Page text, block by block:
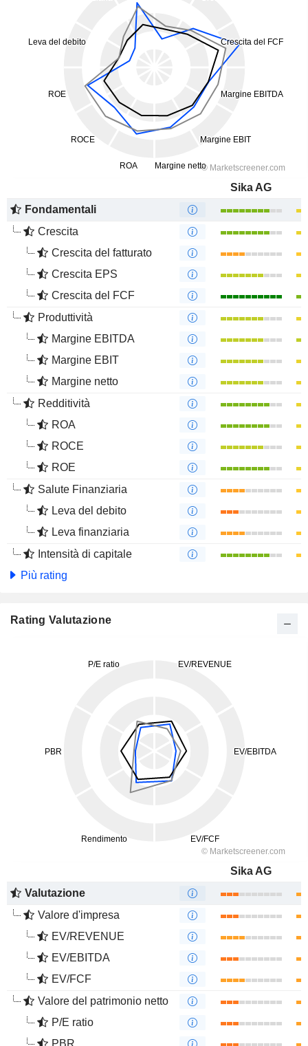
Sika AG
Fondamentali
Crescita
Crescita del fatturato
Crescita EPS
Crescita del FCF
Produttività
Margine EBITDA
Margine EBIT
Margine netto
Redditività
ROA
ROCE
ROE
Salute Finanziaria
Leva del debito
Leva finanziaria
Intensità di capitale
Più rating
Rating Valutazione
Sika AG
Valutazione
Valore d'impresa
EV/REVENUE
EV/EBITDA
EV/FCF
Valore del patrimonio netto
P/E ratio
PBR